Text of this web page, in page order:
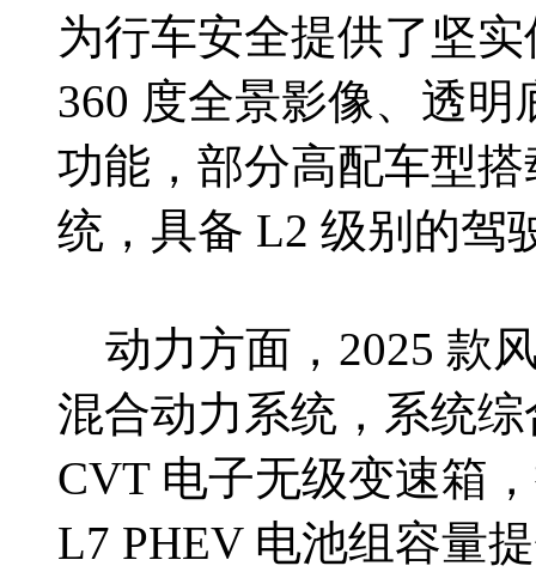
为行车安全提供了坚
360 度全景影像、透
功能，部分高配车型
统，具备 L2 级别的驾
动力方面，2025 款
混合动力系统，系统
CVT 电子无级变速箱
L7 PHEV 电池组容量